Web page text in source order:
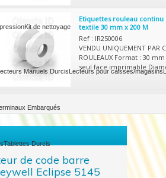
Kit de nettoyage
Manuels DurcisLecteurs pour caisses/magasins
Embarqués
Tablettes Durcis
Etiquettes rouleau
textile 30 mm x 200 M
Ref : IR250006
VENDU UNIQUEMENT PAR
ROULEAUX Format : 30 mm
seul face imprimable
de code barre
Eclipse 5145